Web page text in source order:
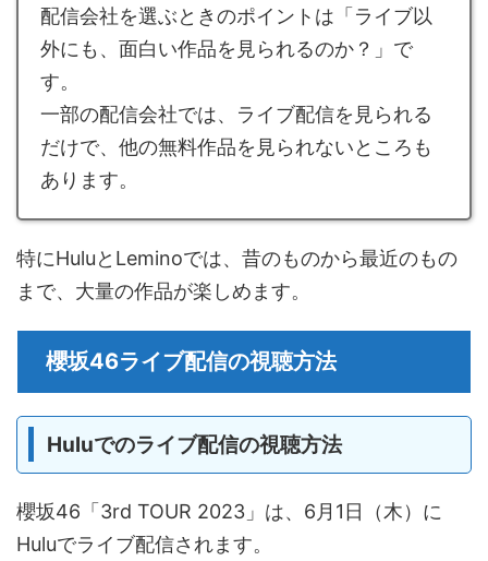
配信会社を選ぶときのポイントは「ライブ以
外にも、面白い作品を見られるのか？」で
す。
一部の配信会社では、ライブ配信を見られる
だけで、他の無料作品を見られないところも
あります。
特にHuluとLeminoでは、昔のものから最近のもの
まで、大量の作品が楽しめます。
櫻坂46ライブ配信の視聴方法
Huluでのライブ配信の視聴方法
櫻坂46「3rd TOUR 2023」は、6月1日（木）に
Huluでライブ配信されます。